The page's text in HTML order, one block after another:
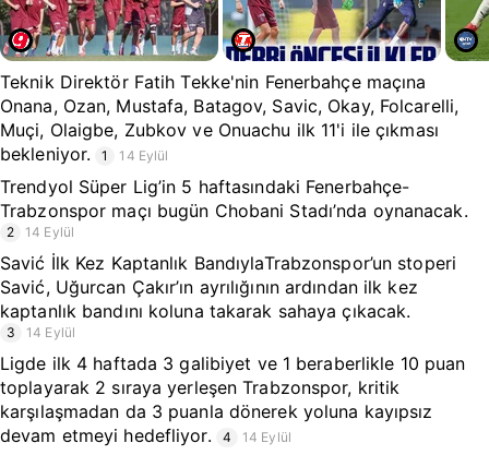
Teknik Direktör Fatih Tekke'nin Fenerbahçe maçına
Onana, Ozan, Mustafa, Batagov, Savic, Okay, Folcarelli,
Muçi, Olaigbe, Zubkov ve Onuachu ilk 11'i ile çıkması
bekleniyor.
1 14 Eylül
Trendyol Süper Lig’in 5 haftasındaki Fenerbahçe-
Trabzonspor maçı bugün Chobani Stadı’nda oynanacak.
2 14 Eylül
Savić İlk Kez Kaptanlık BandıylaTrabzonspor’un stoperi
Savić, Uğurcan Çakır’ın ayrılığının ardından ilk kez
kaptanlık bandını koluna takarak sahaya çıkacak.
3 14 Eylül
Ligde ilk 4 haftada 3 galibiyet ve 1 beraberlikle 10 puan
toplayarak 2 sıraya yerleşen Trabzonspor, kritik
karşılaşmadan da 3 puanla dönerek yoluna kayıpsız
devam etmeyi hedefliyor.
4 14 Eylül